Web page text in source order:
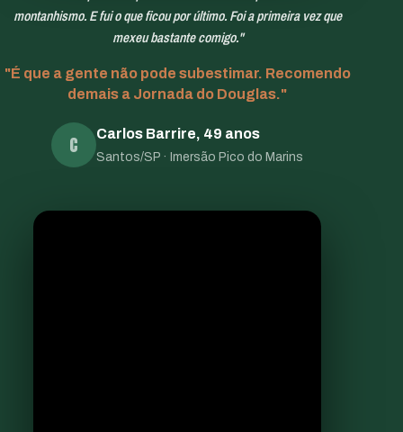
montanhismo. E fui o que ficou por último. Foi a primeira vez que
mexeu bastante comigo."
"É que a gente não pode subestimar. Recomendo
demais a Jornada do Douglas."
C Carlos Barrire, 49 anos
Santos/SP · Imersão Pico do Marins